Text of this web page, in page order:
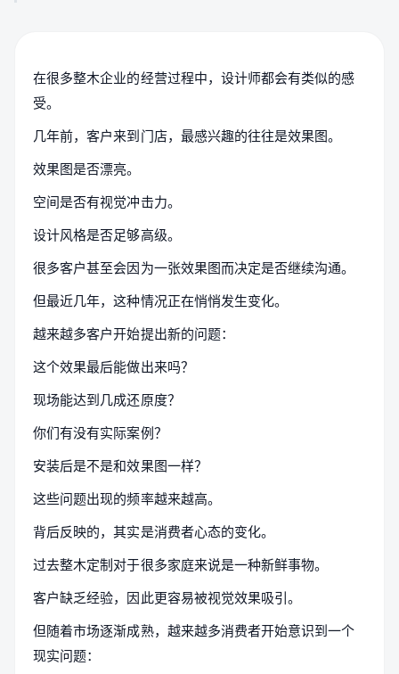
在很多整木企业的经营过程中，设计师都会有类似的感
受。
几年前，客户来到门店，最感兴趣的往往是效果图。
效果图是否漂亮。
空间是否有视觉冲击力。
设计风格是否足够高级。
很多客户甚至会因为一张效果图而决定是否继续沟通。
但最近几年，这种情况正在悄悄发生变化。
越来越多客户开始提出新的问题：
这个效果最后能做出来吗？
现场能达到几成还原度？
你们有没有实际案例？
安装后是不是和效果图一样？
这些问题出现的频率越来越高。
背后反映的，其实是消费者心态的变化。
过去整木定制对于很多家庭来说是一种新鲜事物。
客户缺乏经验，因此更容易被视觉效果吸引。
但随着市场逐渐成熟，越来越多消费者开始意识到一个
现实问题：